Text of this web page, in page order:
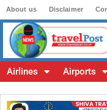
About us Disclaimer
Airlines Airports